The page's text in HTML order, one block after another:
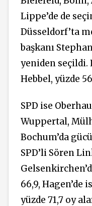
Lippe’de de
Düsseldorf’ta
başkanı
yeniden seçildi.
Hebbel, yüzde
SPD ise
Wuppertal,
Bochum’da
SPD’li Sören
66,9, Hagen’de
yüzde 71,7 oy